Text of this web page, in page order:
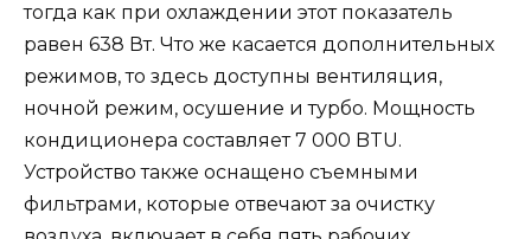
тогда как при охлаждении этот показатель
равен 638 Вт. Что же касается дополнительных
режимов, то здесь доступны вентиляция,
ночной режим, осушение и турбо. Мощность
кондиционера составляет 7 000 BTU.
Устройство также оснащено съемными
фильтрами, которые отвечают за очистку